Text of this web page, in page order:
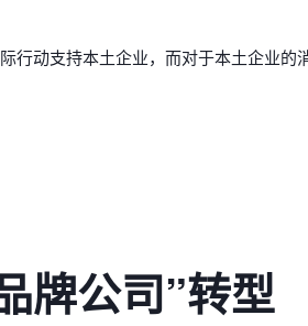
行动支持本土企业，而对于本土企业
牌公司”转型